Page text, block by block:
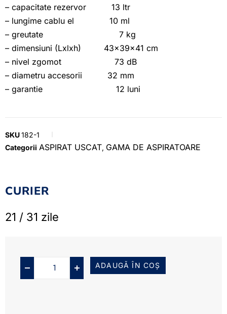
– capacitate rezervor 13 ltr
– lungime cablu el 10 ml
– greutate 7 kg
– dimensiuni (Lxlxh) 43x39x41 cm
– nivel zgomot 73 dB
– diametru accesorii 32 mm
– garantie 12 luni
SKU182-1
Categorii ASPIRAT USCAT, GAMA DE ASPIRATOARE
CURIER
21 / 31 zile
ADAUGĂ ÎN COȘ